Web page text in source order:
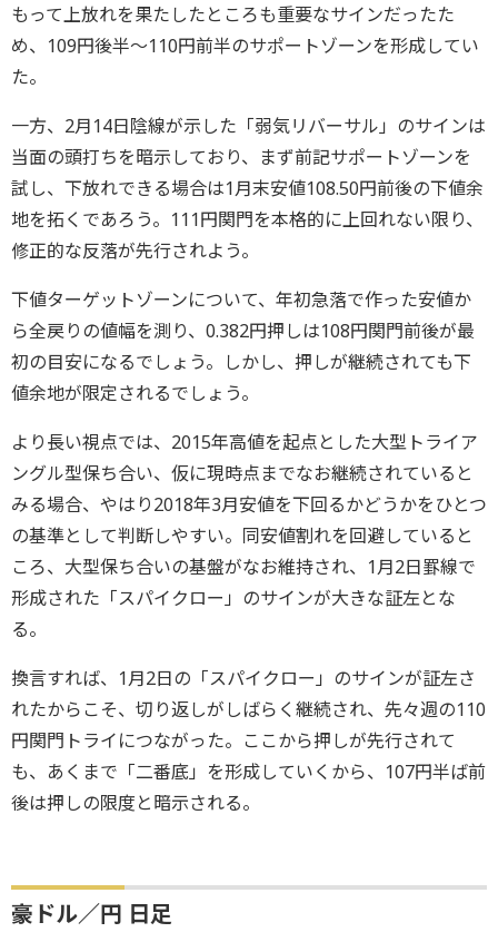
もって上放れを果たしたところも重要なサインだったた
め、109円後半～110円前半のサポートゾーンを形成してい
た。
一方、2月14日陰線が示した「弱気リバーサル」のサインは
当面の頭打ちを暗示しており、まず前記サポートゾーンを
試し、下放れできる場合は1月末安値108.50円前後の下値余
地を拓くであろう。111円関門を本格的に上回れない限り、
修正的な反落が先行されよう。
下値ターゲットゾーンについて、年初急落で作った安値か
ら全戻りの値幅を測り、0.382円押しは108円関門前後が最
初の目安になるでしょう。しかし、押しが継続されても下
値余地が限定されるでしょう。
より長い視点では、2015年高値を起点とした大型トライア
ングル型保ち合い、仮に現時点までなお継続されていると
みる場合、やはり2018年3月安値を下回るかどうかをひとつ
の基準として判断しやすい。同安値割れを回避していると
ころ、大型保ち合いの基盤がなお維持され、1月2日罫線で
形成された「スパイクロー」のサインが大きな証左とな
る。
換言すれば、1月2日の「スパイクロー」のサインが証左さ
れたからこそ、切り返しがしばらく継続され、先々週の110
円関門トライにつながった。ここから押しが先行されて
も、あくまで「二番底」を形成していくから、107円半ば前
後は押しの限度と暗示される。
豪ドル／円 日足